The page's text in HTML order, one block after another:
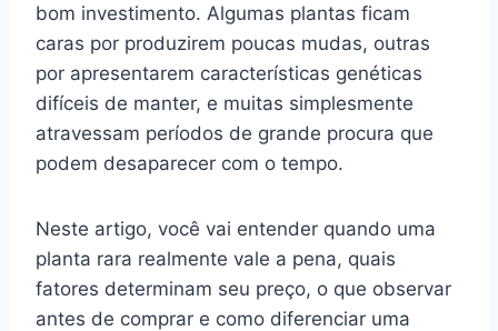
bom investimento. Algumas plantas ficam
caras por produzirem poucas mudas, outras
por apresentarem características genéticas
difíceis de manter, e muitas simplesmente
atravessam períodos de grande procura que
podem desaparecer com o tempo.
Neste artigo, você vai entender quando uma
planta rara realmente vale a pena, quais
fatores determinam seu preço, o que observar
antes de comprar e como diferenciar uma